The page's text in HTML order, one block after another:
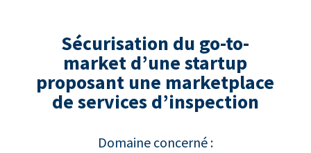
Sécurisation du go-to-
market d’une startup
proposant une marketplace
de services d’inspection
Domaine concerné :